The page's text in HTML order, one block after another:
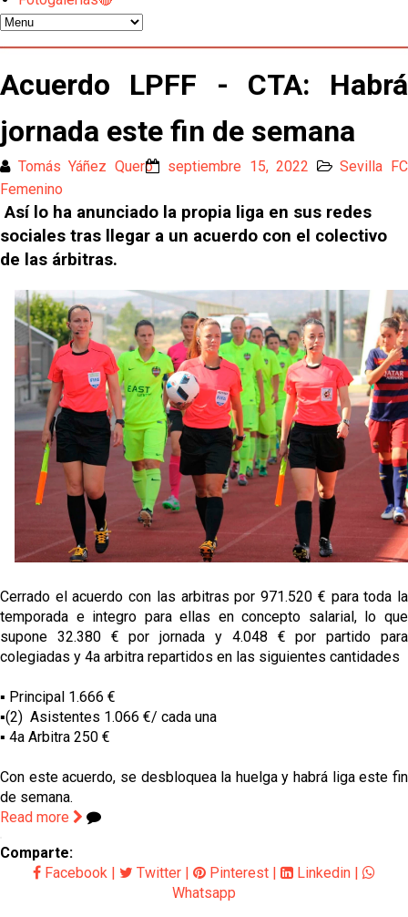
del martes
Odysseas Vlachodimos: “El objetivo es mejorar la
temporada pasada”
fichajes
Opinión | "Carta abierta a Alberto Flores" por Rafa
García
Análisis I Quién es y cómo juega Fran González
destacadas del día
El Sevilla Juvenil A última detalles en Canarias para
su debut en la Cantalejo Province Cup
La cita ante el Espanyol a domicilio ya tiene horario
El dato que destaca a Agoumé entre las cinco
grandes ligas
Alberto Flores, muy cerca de convertirse en nuevo
jugador del Granada CF
El Granada negocia con el Sevilla FC por Alberto
Flores
El Sevilla continúa con despidos y rechaza una
oferta de 420 millones por el club
Acuerdo LPFF - CTA: Habrá
jornada este fin de semana
Tomás Yáñez Quero septiembre 15, 2022
Sevilla FC
Femenino
Así lo ha anunciado la propia liga en sus redes
sociales tras llegar a un acuerdo con el colectivo
de las árbitras.
Cerrado el acuerdo con las arbitras por 971.520 € para toda la
temporada e integro para ellas en concepto salarial, lo que
supone 32.380 € por jornada y 4.048 € por partido para
colegiadas y 4a arbitra repartidos en las siguientes cantidades
▪️ Principal 1.666 €
▪️(2) Asistentes 1.066 €/ cada una
▪️ 4a Arbitra 250 €
Con este acuerdo, se desbloquea la huelga y habrá liga este fin
de semana.
Read more
Comparte:
Facebook | Twitter | Pinterest | Linkedin |
Whatsapp